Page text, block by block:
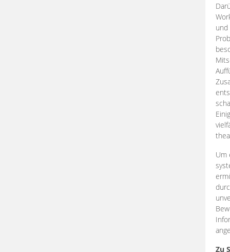
und
Um
Zu